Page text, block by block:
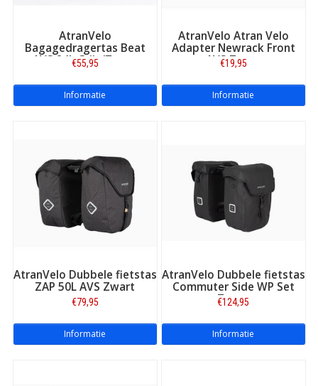
AtranVelo
Bagagedragertas Beat
AVS 24L Grijs/Zwart
€55,95
Informatie
AtranVelo Atran Velo
Adapter Newrack Front
AVS Zwart
€19,95
Informatie
AtranVelo Dubbele fietstas
ZAP 50L AVS Zwart
€79,95
Informatie
AtranVelo Dubbele fietstas
Commuter Side WP Set
Zwart
€124,95
Informatie